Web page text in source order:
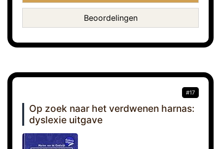
Beoordelingen
#17
Op zoek naar het verdwenen harnas:
dyslexie uitgave